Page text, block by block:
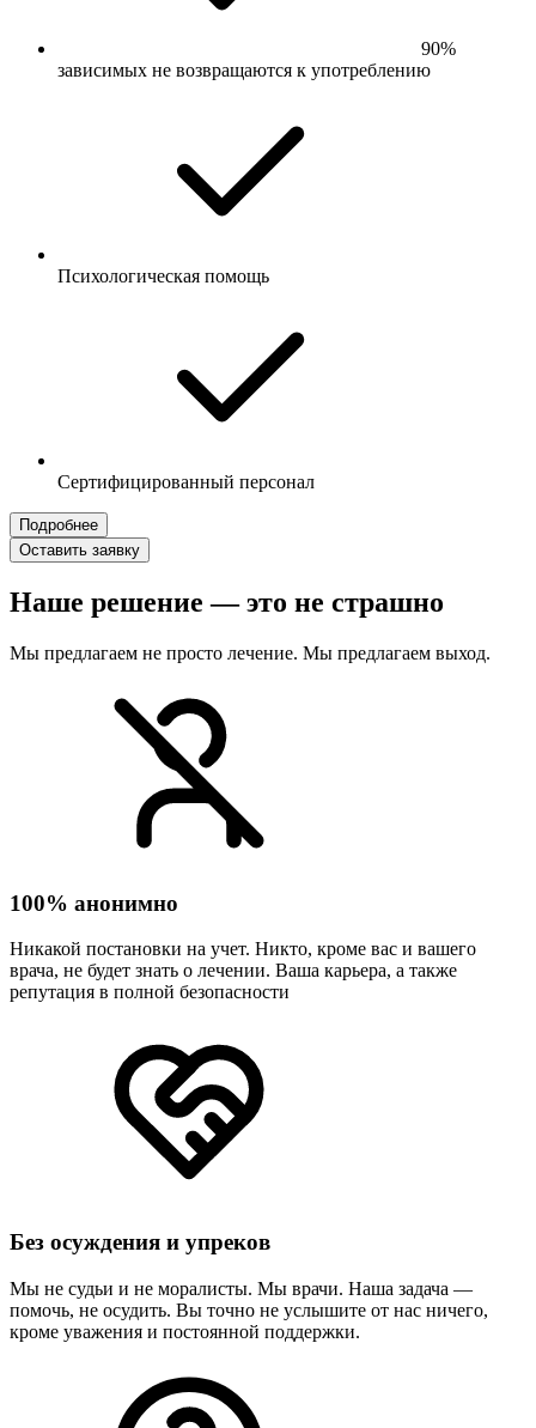
90%
зависимых не возвращаются к употреблению
Психологическая помощь
Сертифицированный персонал
Подробнее
Оставить заявку
Наше решение — это не страшно
Мы предлагаем не просто лечение. Мы предлагаем выход.
100% анонимно
Никакой постановки на учет. Никто, кроме вас и вашего
врача, не будет знать о лечении. Ваша карьера, а также
репутация в полной безопасности
Без осуждения и упреков
Мы не судьи и не моралисты. Мы врачи. Наша задача —
помочь, не осудить. Вы точно не услышите от нас ничего,
кроме уважения и постоянной поддержки.